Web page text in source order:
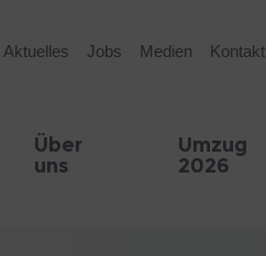
Aktuelles Jobs Medien Kontakt
Über
uns
Umzug
2026